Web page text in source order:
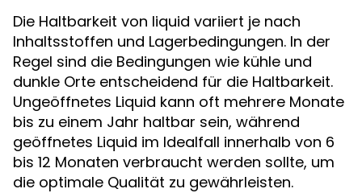
Die Haltbarkeit von liquid variiert je nach
Inhaltsstoffen und Lagerbedingungen. In der
Regel sind die Bedingungen wie kühle und
dunkle Orte entscheidend für die Haltbarkeit.
Ungeöffnetes Liquid kann oft mehrere Monate
bis zu einem Jahr haltbar sein, während
geöffnetes Liquid im Idealfall innerhalb von 6
bis 12 Monaten verbraucht werden sollte, um
die optimale Qualität zu gewährleisten.